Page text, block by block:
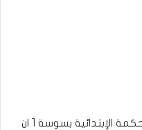
و اوضح المتحدث الرسمي بإسم المحكمة الإبتدائية بسوسة 1 ان